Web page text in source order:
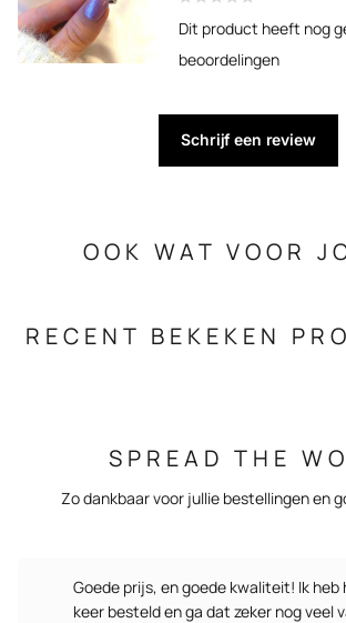
Dit product heeft nog
beoordelingen
Schrijf een review
OOK WAT VOOR
RECENT BEKEKEN
SPREAD THE
Zo dankbaar voor jullie bestellingen en
Goede prijs, en goede kwaliteit! Ik heb
keer besteld en ga dat zeker nog veel